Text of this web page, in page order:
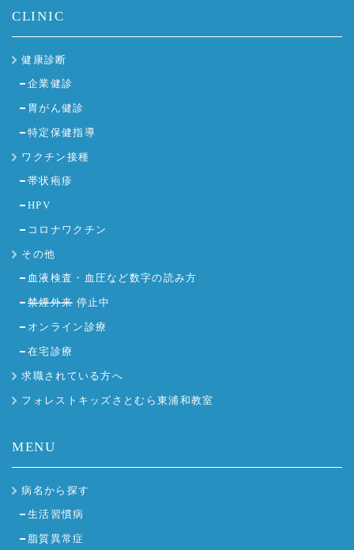
CLINIC
健康診断
企業健診
胃がん健診
特定保健指導
ワクチン接種
帯状疱疹
HPV
コロナワクチン
その他
血液検査・血圧など数字の読み方
禁煙外来停止中
オンライン診療
在宅診療
求職されている方へ
フォレストキッズさとむら東浦和教室
MENU
病名から探す
生活習慣病
脂質異常症